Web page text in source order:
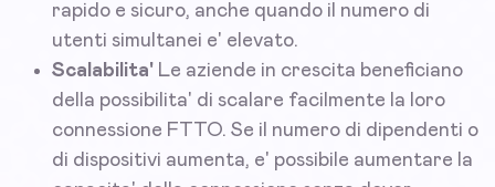
rapido e sicuro, anche quando il numero di
utenti simultanei e' elevato.
Scalabilita' Le aziende in crescita beneficiano
della possibilita' di scalare facilmente la loro
connessione FTTO. Se il numero di dipendenti o
di dispositivi aumenta, e' possibile aumentare la